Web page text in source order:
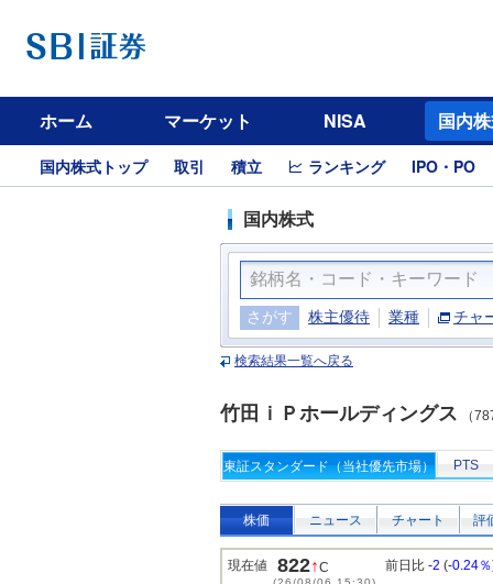
ホーム マーケット NISA 国内
国内株式トップ 取引 積立 ランキング IPO・PO
国内株式
さがす 株主優待 業種 チャ
検索結果一覧へ戻る
竹田ｉＰホールディングス （
東証スタンダード（当社優先市場） PTS
株価 ニュース チャート 評
現在値 822↑C 前日比 -2 (-0.24％